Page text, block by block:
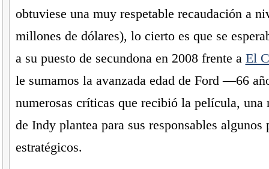
obtuviese una muy respetable recaudación a
millones de dólares), lo cierto es que se
a su puesto de secundona en 2008 frente a El
le sumamos la avanzada edad de Ford —66
numerosas críticas que recibió la película, una
de Indy plantea para sus responsables algunos
estratégicos.